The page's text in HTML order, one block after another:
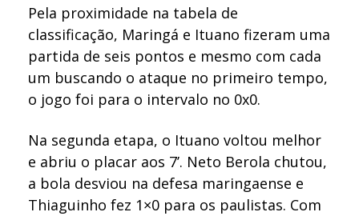
Pela proximidade na tabela de
classificação, Maringá e Ituano fizeram uma
partida de seis pontos e mesmo com cada
um buscando o ataque no primeiro tempo,
o jogo foi para o intervalo no 0x0.
Na segunda etapa, o Ituano voltou melhor
e abriu o placar aos 7’. Neto Berola chutou,
a bola desviou na defesa maringaense e
Thiaguinho fez 1×0 para os paulistas. Com